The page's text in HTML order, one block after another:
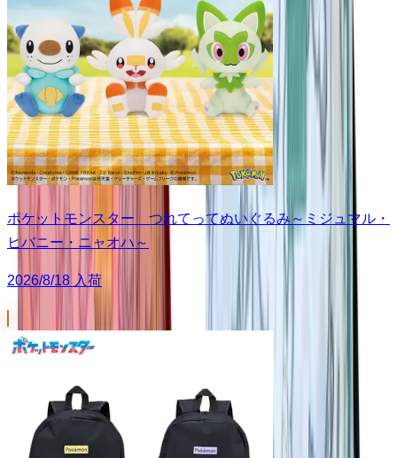
ポケットモンスター つれてってぬいぐるみ～ミジュマル・
ヒバニー・ニャオハ～
2026/8/18 入荷